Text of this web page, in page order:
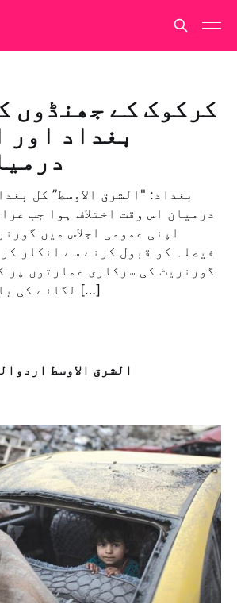
کرکوک کے جھنڈوں
بغداد اور
بغداد: "الشرق الاوسط” کل
درمیان اس وقت اختلاف ہوا جب
اپنی عمومی اجلاس میں
فیصلہ کو قبول کرنے سے انکار
گورنریٹ کی سرکاری عمارتوں پر
لگانے کی بات کہی گئی تھی۔ […]
الشرق الاوسط